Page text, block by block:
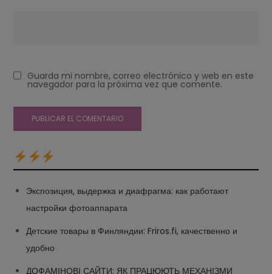
Guarda mi nombre, correo electrónico y web en este
navegador para la próxima vez que comente.
Экспозиция, выдержка и диафрагма: как работают
настройки фотоаппарата
Детские товары в Финляндии: Friros.fi, качественно и
удобно
ДОФАМІНОВІ САЙТИ: ЯК ПРАЦЮЮТЬ МЕХАНІЗМИ